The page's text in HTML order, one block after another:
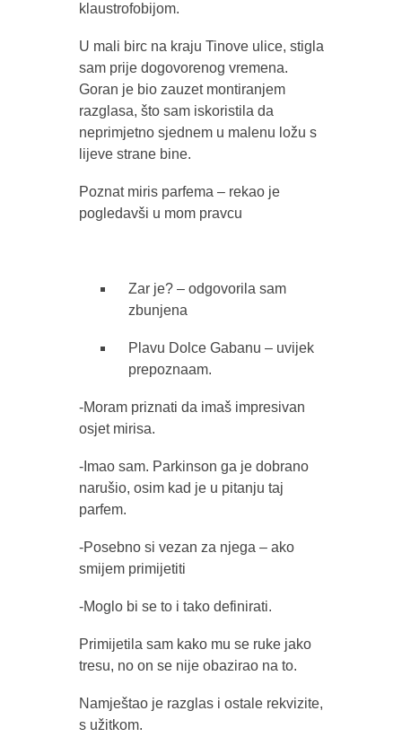
klaustrofobijom.
U mali birc na kraju Tinove ulice, stigla
sam prije dogovorenog vremena.
Goran je bio zauzet montiranjem
razglasa, što sam iskoristila da
neprimjetno sjednem u malenu ložu s
lijeve strane bine.
Poznat miris parfema – rekao je
pogledavši u mom pravcu
Zar je? – odgovorila sam
zbunjena
Plavu Dolce Gabanu – uvijek
prepoznaam.
-Moram priznati da imaš impresivan
osjet mirisa.
-Imao sam. Parkinson ga je dobrano
narušio, osim kad je u pitanju taj
parfem.
-Posebno si vezan za njega – ako
smijem primijetiti
-Moglo bi se to i tako definirati.
Primijetila sam kako mu se ruke jako
tresu, no on se nije obazirao na to.
Namještao je razglas i ostale rekvizite,
s užitkom.